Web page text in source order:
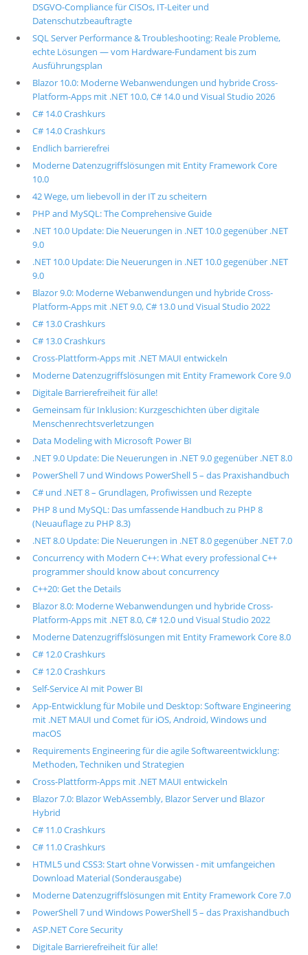
DSGVO-Compliance für CISOs, IT-Leiter und
Datenschutzbeauftragte
SQL Server Performance & Troubleshooting: Reale Probleme,
echte Lösungen — vom Hardware-Fundament bis zum
Ausführungsplan
Blazor 10.0: Moderne Webanwendungen und hybride Cross-
Platform-Apps mit .NET 10.0, C# 14.0 und Visual Studio 2026
C# 14.0 Crashkurs
C# 14.0 Crashkurs
Endlich barrierefrei
Moderne Datenzugriffslösungen mit Entity Framework Core
10.0
42 Wege, um liebevoll in der IT zu scheitern
PHP and MySQL: The Comprehensive Guide
.NET 10.0 Update: Die Neuerungen in .NET 10.0 gegenüber .NET
9.0
.NET 10.0 Update: Die Neuerungen in .NET 10.0 gegenüber .NET
9.0
Blazor 9.0: Moderne Webanwendungen und hybride Cross-
Platform-Apps mit .NET 9.0, C# 13.0 und Visual Studio 2022
C# 13.0 Crashkurs
C# 13.0 Crashkurs
Cross-Plattform-Apps mit .NET MAUI entwickeln
Moderne Datenzugriffslösungen mit Entity Framework Core 9.0
Digitale Barrierefreiheit für alle!
Gemeinsam für Inklusion: Kurzgeschichten über digitale
Menschenrechtsverletzungen
Data Modeling with Microsoft Power BI
.NET 9.0 Update: Die Neuerungen in .NET 9.0 gegenüber .NET 8.0
PowerShell 7 und Windows PowerShell 5 – das Praxishandbuch
C# und .NET 8 – Grundlagen, Profiwissen und Rezepte
PHP 8 und MySQL: Das umfassende Handbuch zu PHP 8
(Neuauflage zu PHP 8.3)
.NET 8.0 Update: Die Neuerungen in .NET 8.0 gegenüber .NET 7.0
Concurrency with Modern C++: What every professional C++
programmer should know about concurrency
C++20: Get the Details
Blazor 8.0: Moderne Webanwendungen und hybride Cross-
Platform-Apps mit .NET 8.0, C# 12.0 und Visual Studio 2022
Moderne Datenzugriffslösungen mit Entity Framework Core 8.0
C# 12.0 Crashkurs
C# 12.0 Crashkurs
Self-Service AI mit Power BI
App-Entwicklung für Mobile und Desktop: Software Engineering
mit .NET MAUI und Comet für iOS, Android, Windows und
macOS
Requirements Engineering für die agile Softwareentwicklung:
Methoden, Techniken und Strategien
Cross-Plattform-Apps mit .NET MAUI entwickeln
Blazor 7.0: Blazor WebAssembly, Blazor Server und Blazor
Hybrid
C# 11.0 Crashkurs
C# 11.0 Crashkurs
HTML5 und CSS3: Start ohne Vorwissen - mit umfangeichen
Download Material (Sonderausgabe)
Moderne Datenzugriffslösungen mit Entity Framework Core 7.0
PowerShell 7 und Windows PowerShell 5 – das Praxishandbuch
ASP.NET Core Security
Digitale Barrierefreiheit für alle!